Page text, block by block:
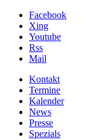
Facebook
Xing
Youtube
Rss
Mail
Kontakt
Termine
Kalender
News
Presse
Spezials